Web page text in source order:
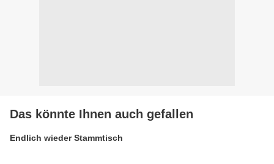
Das könnte Ihnen auch gefallen
Endlich wieder Stammtisch